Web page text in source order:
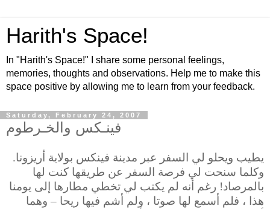
Harith's Space!
In "Harith's Space!" I share some personal feelings,
memories, thoughts and observations. Help me to make this
space positive by allowing me to learn from your feedback.
Saturday, February 24, 2007
فينـكس والخـرطوم
يطيب ويحلو لي السفر عبر مدينة فينكس بولاية أريزونا.
وكلما سنحت لي فرصة السفر عن طريقها كنت لها
بالمرصاد! رغم أنه لم يكتب لي تخطي مطارها إلى يومنا
هذا ، فلم أسمع لها صوتا ، ولم أشم فيها ريحا – وهما